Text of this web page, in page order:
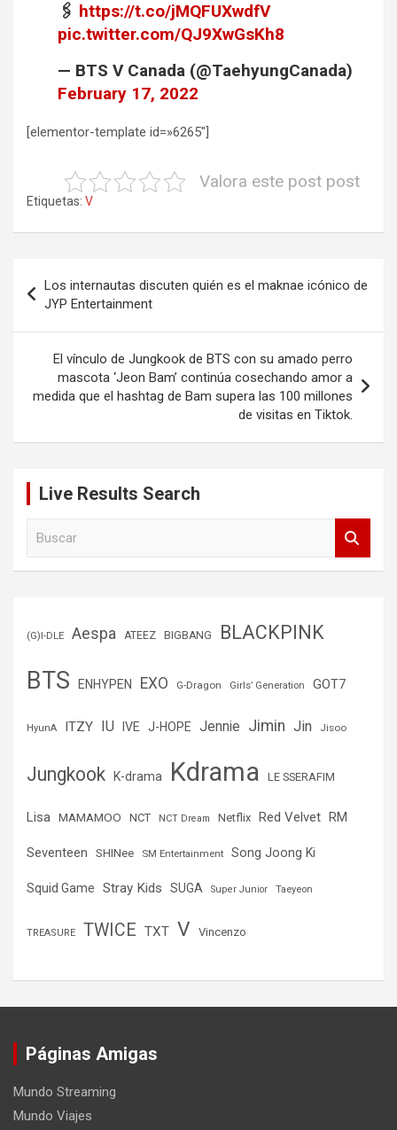
🖇 https://t.co/jMQFUXwdfV
pic.twitter.com/QJ9XwGsKh8
— BTS V Canada (@TaehyungCanada)
February 17, 2022
[elementor-template id=»6265″]
Valora este post post
Etiquetas: V
de
entradas
Los internautas discuten quién es el maknae icónico de
JYP Entertainment
El vínculo de Jungkook de BTS con su amado perro
mascota ‘Jeon Bam’ continúa cosechando amor a
medida que el hashtag de Bam supera las 100 millones
de visitas en Tiktok.
Live Results Search
(G)I-DLE Aespa ATEEZ BIGBANG BLACKPINK
BTS ENHYPEN EXO G-Dragon Girls’ Generation GOT7
HyunA ITZY IU IVE J-HOPE Jennie Jimin Jin Jisoo
Jungkook K-drama Kdrama LE SSERAFIM
Lisa MAMAMOO NCT NCT Dream Netflix Red Velvet RM
Seventeen SHINee SM Entertainment Song Joong Ki
Squid Game Stray Kids SUGA Super Junior Taeyeon
TREASURE TWICE TXT V Vincenzo
Páginas Amigas
Mundo Streaming
Mundo Viajes